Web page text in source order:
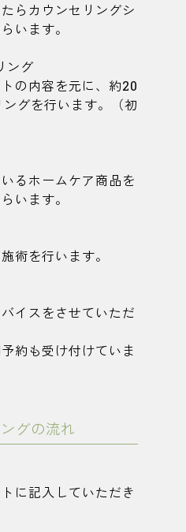
らカウンセリングシ
います。
ング
の内容を元に、約20
グを行います。（初
るホームケア商品を
います。
術を行います。
イスをさせていただ
約も受け付けていま
グの流れ
に記入していただき